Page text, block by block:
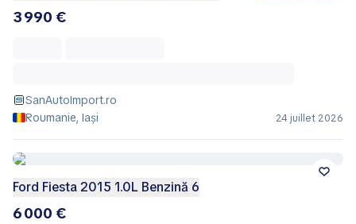
3 990 €
SanAutoImport.ro
Roumanie, Iași
24 juillet 2026
Ford Fiesta 2015 1.0L Benzină 6
6 000 €